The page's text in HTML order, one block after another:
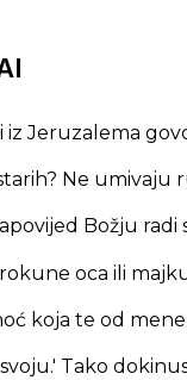
iz Jeruzalema
Ne umivaju
Božju radi
oca ili
koja te od
Tako